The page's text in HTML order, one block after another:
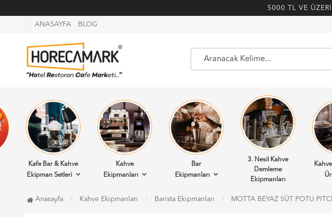
5000 TL VE
ANASAYFA BLOG
Kafe Bar & Kahve
Ekipman Setleri
Kahve
Ekipmanları
Bar
Ekipmanları
3. Nesil Kahve
Demleme
Ekipmanları
Anasayfa Kahve Ekipmanları Barista Ekipmanları MOTTA BEYAZ SÜT POTU